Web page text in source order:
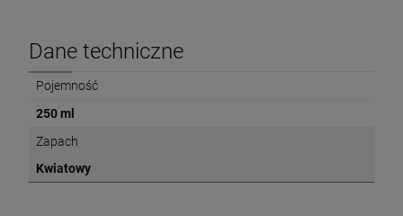
Dane techniczne
Pojemność
250 ml
Zapach
Kwiatowy